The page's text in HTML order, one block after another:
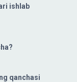
ishlab
qanchasi